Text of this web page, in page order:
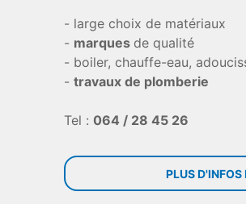
- large choix de matériaux
- marques de qualité
- boiler, chauffe-eau,
-travaux de plomberie
Tel : 064 / 28 45 26
PLUS